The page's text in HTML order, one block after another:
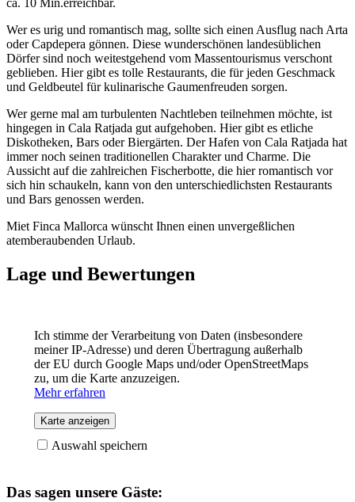
Wer es urig und romantisch mag, sollte sich einen Ausflug nach Arta
oder Capdepera gönnen. Diese wunderschönen landesüblichen
Dörfer sind noch weitestgehend vom Massentourismus verschont
geblieben. Hier gibt es tolle Restaurants, die für jeden Geschmack
und Geldbeutel für kulinarische Gaumenfreuden sorgen.
Wer gerne mal am turbulenten Nachtleben teilnehmen möchte, ist
hingegen in Cala Ratjada gut aufgehoben. Hier gibt es etliche
Diskotheken, Bars oder Biergärten. Der Hafen von Cala Ratjada hat
immer noch seinen traditionellen Charakter und Charme. Die
Aussicht auf die zahlreichen Fischerbotte, die hier romantisch vor
sich hin schaukeln, kann von den unterschiedlichsten Restaurants
und Bars genossen werden.
Miet Finca Mallorca wünscht Ihnen einen unvergeßlichen
atemberaubenden Urlaub.
Lage und Bewertungen
Ich stimme der Verarbeitung von Daten (insbesondere
meiner IP-Adresse) und deren Übertragung außerhalb
der EU durch Google Maps und/oder OpenStreetMaps
zu, um die Karte anzuzeigen.
Mehr erfahren
Karte anzeigen
Auswahl speichern
Das sagen unsere Gäste: